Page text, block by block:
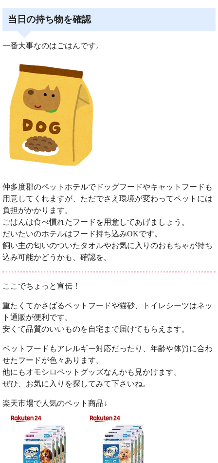
当日の持ち物を確認
一番大事なのはごはんです。
仲多度郡のペットホテルでドッグフードやキャットフードも
用意してくれますが、ただでさえ環境が変わってペットには
負担がかかります。
ごはんは食べ慣れたフードを用意してあげましょう。
だいたいのホテルはフード持ち込みOKです。
飼い主の匂いのついたタオルやお気に入りのおもちゃが持ち
込み可能かどうかも、確認を。
ここでちょっと宣伝！
重たくてかさばるペットフードや猫砂、トイレシーツはネッ
ト通販が便利です。
安くて品質のいいものを自宅まで届けてもらえます。
ペットフードもアレルギー対応だったり、年齢や体質に合わ
せたフードが色々あります。
他にもオモシロペットグッズなんかも見かけます。
ぜひ、お気に入りを探してみて下さいね。
楽天市場で人気のペット商品↓